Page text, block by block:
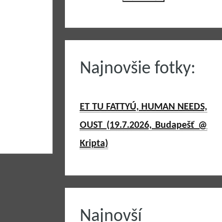
Najnovšie fotky:
ET TU FATTYÚ, HUMAN NEEDS,
OUST (19.7.2026, Budapešť @
Kripta)
Najnovší